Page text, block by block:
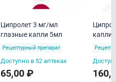
Ципролет 3 мг/мл
глазные капли 5мл
Рецептурный препарат
Доступно в 52 аптеках
65,00 ₽
капли